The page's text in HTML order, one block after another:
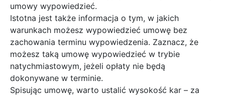
umowy wypowiedzieć.
Istotna jest także informacja o tym, w jakich
warunkach możesz wypowiedzieć umowę bez
zachowania terminu wypowiedzenia. Zaznacz, że
możesz taką umowę wypowiedzieć w trybie
natychmiastowym, jeżeli opłaty nie będą
dokonywane w terminie.
Spisując umowę, warto ustalić wysokość kar – za